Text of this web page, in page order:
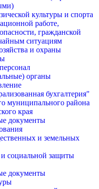
культуры и спорта
работе,
гражданской
ситуациям
и охраны
органы
бухгалтерия"
муниципального района
края
документы
и земельных
социальной защиты
документы